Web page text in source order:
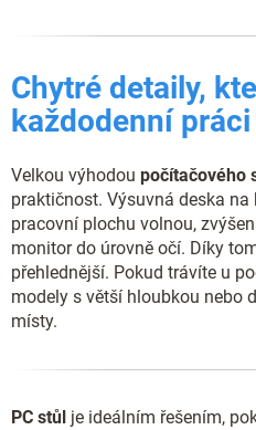
Chytré detaily,
každodenní práci
Velkou výhodou počítačového
praktičnost. Výsuvná deska
pracovní plochu volnou,
monitor do úrovně očí. Díky
přehlednější. Pokud trávíte u
modely s větší hloubkou nebo
místy.
PC stůl je ideálním řešením,